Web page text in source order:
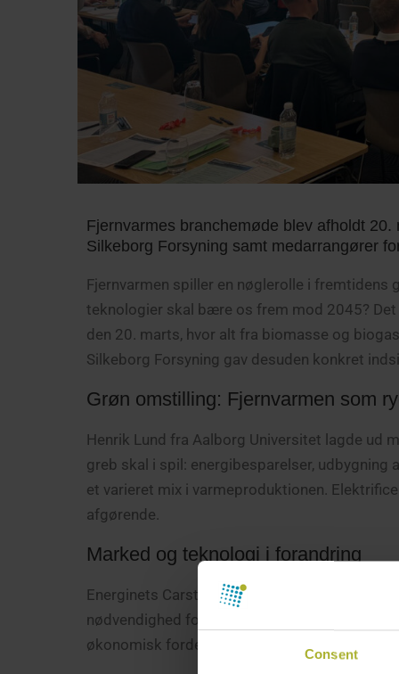
Consent
Fjernvarmes branchemøde blev afholdt
Silkeborg Forsyning samt medarrangører
Fjernvarmen spiller en nøglerolle i fremtidens
teknologier skal bære os frem mod 2045?
den 20. marts, hvor alt fra biomasse og
Silkeborg Forsyning gav desuden konkret
Grøn omstilling: Fjernvarmen som
Henrik Lund fra Aalborg Universitet lagde ud
greb skal i spil: energibesparelser,
et varieret mix i varmeproduktionen.
afgørende.
Marked og teknologi i forandring
Energinets Carsten Vittrup fremhævede,
nødvendighed for at få et balanceret system.
økonomisk fordel, og gasmotoren bør stå klar